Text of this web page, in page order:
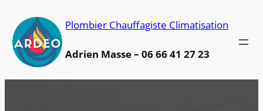
contenu
Plombier Chauffagiste Climatisation
Adrien Masse – 06 66 41 27 23